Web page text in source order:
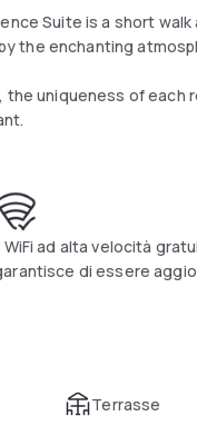
Suite is a short walk
the enchanting
uniqueness of each
WiFi ad alta velocità
di essere
Terrasse